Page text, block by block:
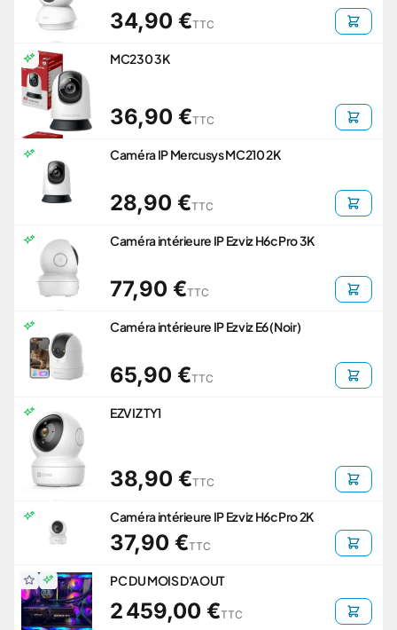
34,90 €TTC
MC230 3K
36,90 €TTC
Caméra IP Mercusys MC210 2K
28,90 €TTC
Caméra intérieure IP Ezviz H6c Pro 3K
77,90 €TTC
Caméra intérieure IP Ezviz E6 (Noir)
65,90 €TTC
EZVIZ TY1
38,90 €TTC
Caméra intérieure IP Ezviz H6c Pro 2K
37,90 €TTC
PC DU MOIS D'AOUT
2 459,00 €TTC